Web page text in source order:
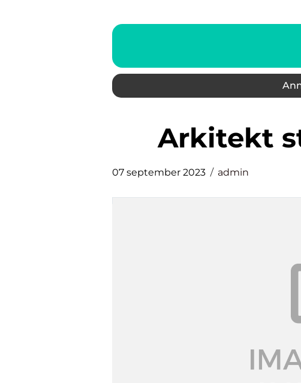
arkitekt
07 september 2023 admin